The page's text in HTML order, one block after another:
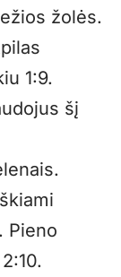
žolės.
1:9.
šį
Pieno